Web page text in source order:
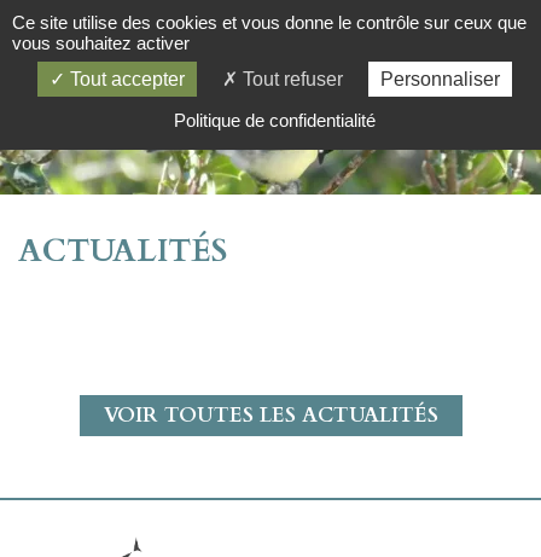
ACTUALITÉS
VOIR TOUTES LES ACTUALITÉS
Ce site utilise des cookies et vous donne le contrôle sur ceux que
vous souhaitez activer
Tout accepter
Tout refuser
Personnaliser
Politique de confidentialité